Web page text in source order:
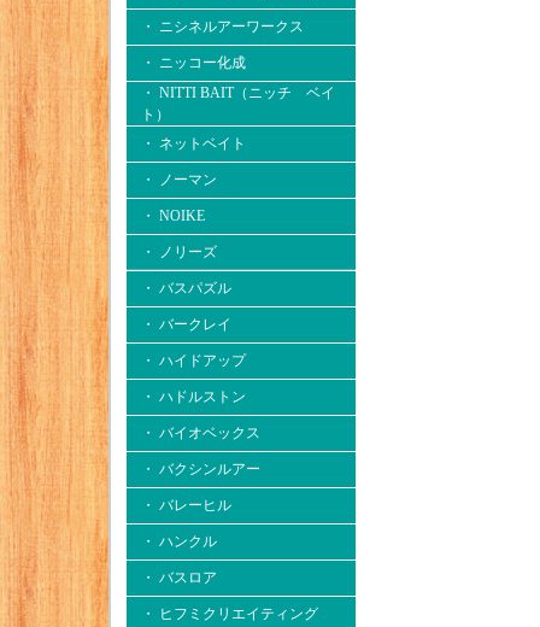
・ ニシネルアーワークス
・ ニッコー化成
・ NITTI BAIT（ニッチ ベイ
ト）
・ ネットベイト
・ ノーマン
・ NOIKE
・ ノリーズ
・ バスパズル
・ バークレイ
・ ハイドアップ
・ ハドルストン
・ バイオベックス
・ バクシンルアー
・ バレーヒル
・ ハンクル
・ バスロア
・ ヒフミクリエイティング